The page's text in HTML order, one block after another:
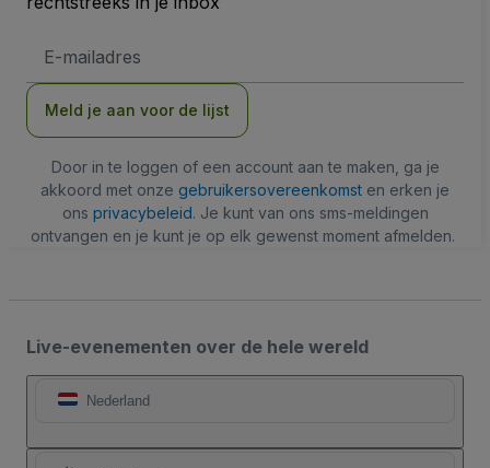
mailadres
Meld je aan voor de lijst
Door in te loggen of een account aan te maken, ga je
akkoord met onze gebruikersovereenkomst en erken je
ons privacybeleid. Je kunt van ons sms-meldingen
ontvangen en je kunt je op elk gewenst moment afmelden.
Live-evenementen over de hele wereld
Nederland